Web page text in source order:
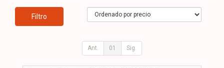
Filtro
Ant. 01 Sig.